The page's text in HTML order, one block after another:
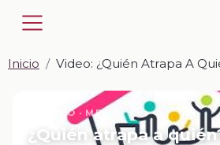
Inicio Video: ¿Quién Atrapa A
📎 VIDEO · MP4
¿Quién atrapa a